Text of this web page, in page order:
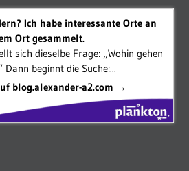
Ich habe interessante Orte an
Ort gesammelt.
sich dieselbe Frage: „Wohin gehen
Dann beginnt die Suche:...
blog.alexander-a2.com →